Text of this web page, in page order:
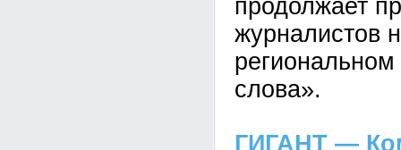
продолжает
журналистов
слова».
ГИГАНТ —